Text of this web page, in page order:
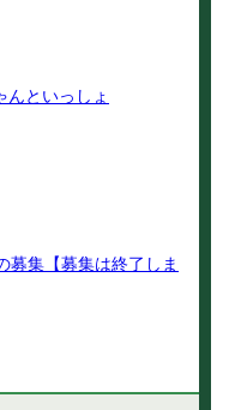
んといっしょ
募集【募集は終了しま